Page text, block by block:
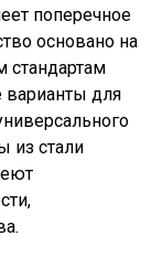
поперечное
основано на
стандартам
варианты для
из стали